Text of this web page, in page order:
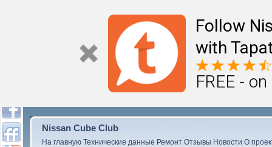
Follow
with
FREE -
Nissan Cube Club
На главную Технические данные Ремонт Отзывы Новости О